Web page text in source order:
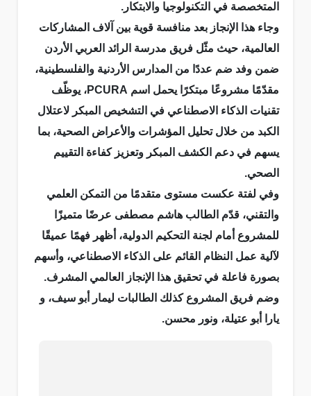
المتخصصة في التكنولوجيا والابتكار.
وجاء هذا الإنجاز بعد منافسة قوية بين آلاف المشاركات
العالمية، حيث مثّل فريق مدرسة الرائد العربي الأردن
ضمن وفد ضم عددًا من المدارس الأردنية والفلسطينية،
مقدّمًا مشروعًا مبتكرًا يحمل اسم PCURA، يوظّف
تقنيات الذكاء الاصطناعي في التشخيص المبكر لاعتلال
الكبد من خلال تحليل المؤشرات والأعراض الصحية، بما
يسهم في دعم الكشف المبكر وتعزيز كفاءة التقييم
الصحي.
وفي لفتة عكست مستوى متقدمًا من التمكن العلمي
والتقني، قدّم الطالب هاشم مصطفى عرضًا متميزًا
للمشروع أمام لجنة التحكيم الدولية، أظهر فهمًا عميقًا
لآلية عمل النظام القائم على الذكاء الاصطناعي، وأسهم
بصورة فاعلة في تحقيق هذا الإنجاز العالمي المشرف.
وضم فريق المشروع كذلك الطالبات ليمار أبو سيف، و
يارا أبو عتيلة، ونور محسن.